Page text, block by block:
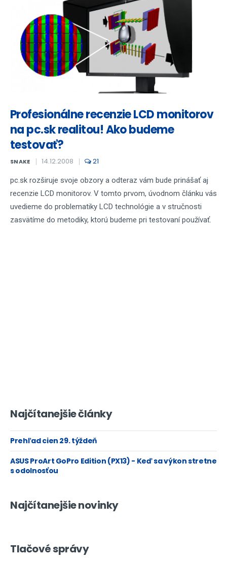
Profesionálne recenzie LCD monitorov
na pc.sk realitou! Ako budeme
testovať?
SNAKE 14.12.2008 21
pc.sk rozširuje svoje obzory a odteraz vám bude prinášať aj
recenzie LCD monitorov. V tomto prvom, úvodnom článku vás
uvedieme do problematiky LCD technológie a v stručnosti
zasvätíme do metodiky, ktorú budeme pri testovaní používať.
Najčítanejšie články
Prehľad cien 29. týždeň
ASUS ProArt GoPro Edition (PX13) - Keď sa výkon stretne
s odolnosťou
Najčítanejšie novinky
Tlačové správy